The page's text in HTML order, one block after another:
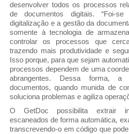
desenvolver todos os processos
de documentos digitais. “Foi-
digitalização e a gestão da
somente à tecnologia de
controlar os processos que
trazendo mais produtividade e
Isso porque, para que sejam
processos dependem de uma
abrangentes. Dessa forma, a
documentos, quando munida de
soluciona problemas e agiliza
O GetDoc possibilita extrair
escaneados de forma automática,
transcrevendo-o em código que